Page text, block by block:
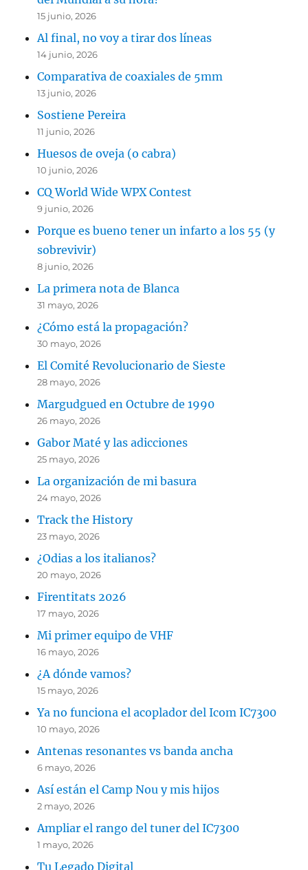
15 junio, 2026
Al final, no voy a tirar dos líneas
14 junio, 2026
Comparativa de coaxiales de 5mm
13 junio, 2026
Sostiene Pereira
11 junio, 2026
Huesos de oveja (o cabra)
10 junio, 2026
CQ World Wide WPX Contest
9 junio, 2026
Porque es bueno tener un infarto a los 55 (y
sobrevivir)
8 junio, 2026
La primera nota de Blanca
31 mayo, 2026
¿Cómo está la propagación?
30 mayo, 2026
El Comité Revolucionario de Sieste
28 mayo, 2026
Margudgued en Octubre de 1990
26 mayo, 2026
Gabor Maté y las adicciones
25 mayo, 2026
La organización de mi basura
24 mayo, 2026
Track the History
23 mayo, 2026
¿Odias a los italianos?
20 mayo, 2026
Firentitats 2026
17 mayo, 2026
Mi primer equipo de VHF
16 mayo, 2026
¿A dónde vamos?
15 mayo, 2026
Ya no funciona el acoplador del Icom IC7300
10 mayo, 2026
Antenas resonantes vs banda ancha
6 mayo, 2026
Así están el Camp Nou y mis hijos
2 mayo, 2026
Ampliar el rango del tuner del IC7300
1 mayo, 2026
Tu Legado Digital